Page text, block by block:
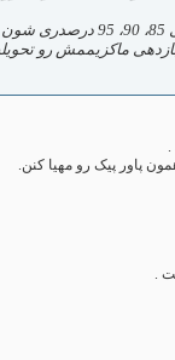
اینم بگم تستایی که من کردم نشون میده اکثر
پاور پیک رو مهیا کنن.
.